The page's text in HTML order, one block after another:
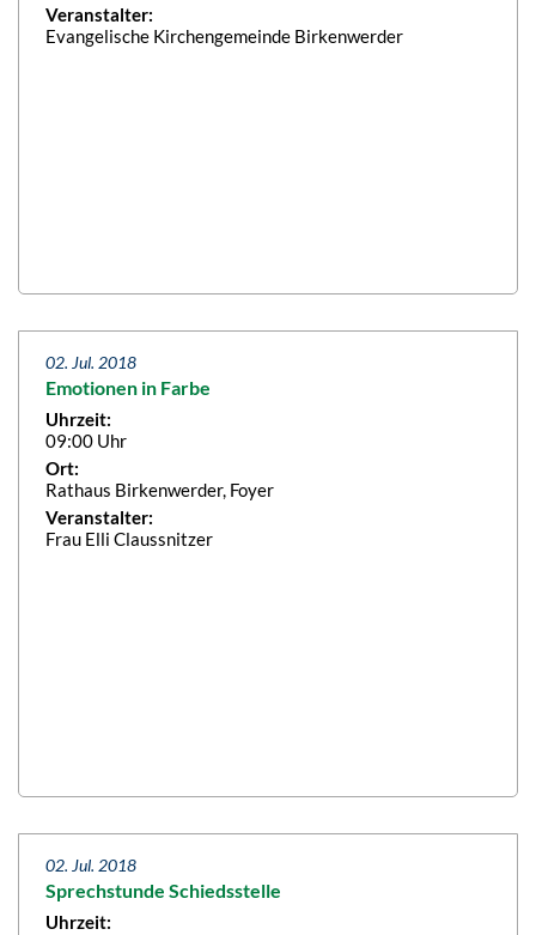
Veranstalter:
Evangelische Kirchengemeinde Birkenwerder
02. Jul. 2018
Emotionen in Farbe
Uhrzeit:
09:00 Uhr
Ort:
Rathaus Birkenwerder, Foyer
Veranstalter:
Frau Elli Claussnitzer
02. Jul. 2018
Sprechstunde Schiedsstelle
Uhrzeit: